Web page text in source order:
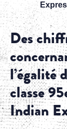
Des
l’égalité
classe
Indian